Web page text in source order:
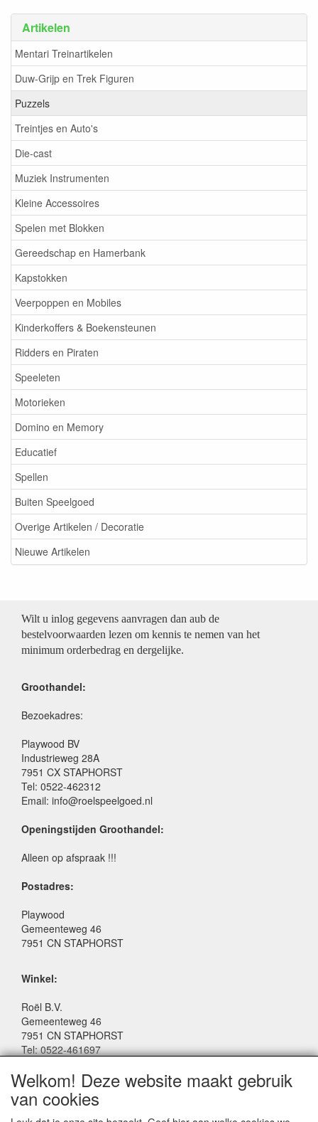
Artikelen
Mentari Treinartikelen
Duw-Grijp en Trek Figuren
Puzzels
Treintjes en Auto's
Die-cast
Muziek Instrumenten
Kleine Accessoires
Spelen met Blokken
Gereedschap en Hamerbank
Kapstokken
Veerpoppen en Mobiles
Kinderkoffers & Boekensteunen
Ridders en Piraten
Speeleten
Motorieken
Domino en Memory
Educatief
Spellen
Buiten Speelgoed
Overige Artikelen / Decoratie
Nieuwe Artikelen
Wilt u inlog gegevens aanvragen dan aub de
bestelvoorwaarden lezen om kennis te nemen van het
minimum orderbedrag en dergelijke.
Groothandel:
Bezoekadres:
Playwood BV
Industrieweg 28A
7951 CX STAPHORST
Tel: 0522-462312
Email: info@roelspeelgoed.nl
Openingstijden Groothandel:
Alleen op afspraak !!!
Postadres:
Playwood
Gemeenteweg 46
7951 CN STAPHORST
Winkel:
Roël B.V.
Gemeenteweg 46
7951 CN STAPHORST
Tel: 0522-461697
Facebook: www.facebook.com/roelspeelgoed
Openingstijden Winkel:
Welkom! Deze website maakt gebruik
van cookies